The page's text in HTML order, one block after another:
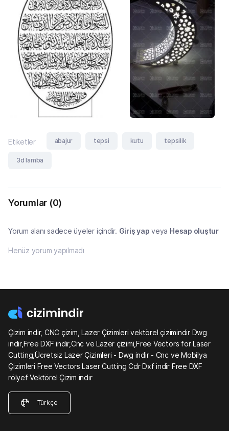
Etiketler abajur tepsi kutu tepsilik
3d lamba
Yorumlar (0)
Yorum alanı sadece üyeler içindir. Giriş yap veya Hesap oluştur
Henüz yorum yapılmadı
Çizim indir, CNC çizim, Lazer Çizimleri vektörel çizimindir Dwg
indir,Free DXF indir,Cnc ve Lazer çizimi,Free Vectors for Laser
Cutting,Ücretsiz Lazer Çizimleri - Dwg indir - Cnc ve Mobilya
Çizimleri Free Vectors Laser Cutting Cdr Dxf indir Free DXF
rölyef Vektörel Çizim indir
Türkçe